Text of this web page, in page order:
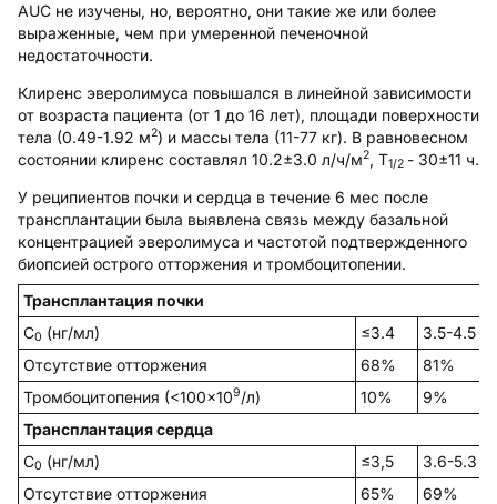
AUC не изучены, но, вероятно, они такие же или более
выраженные, чем при умеренной печеночной
недостаточности.
Клиренс эверолимуса повышался в линейной зависимости
от возраста пациента (от 1 до 16 лет), площади поверхности
тела (0.49-1.92 м2) и массы тела (11-77 кг). В равновесном
состоянии клиренс составлял 10.2±3.0 л/ч/м2, T1/2 - 30±11 ч.
У реципиентов почки и сердца в течение 6 мес после
трансплантации была выявлена связь между базальной
концентрацией эверолимуса и частотой подтвержденного
биопсией острого отторжения и тромбоцитопении.
Трансплантация почки
С0 (нг/мл) ≤3.4
3.5-4.5
Отсутствие отторжения
68%
81%
Тромбоцитопения (<100×109/л) 10%
9%
Трансплантация сердца
С0 (нг/мл) ≤3,5
3.6-5.3
Отсутствие отторжения
65%
69%